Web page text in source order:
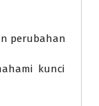
perubahan
kunci